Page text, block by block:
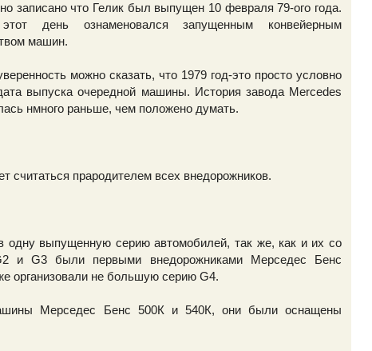
записано что Гелик был выпущен 10 февраля 79-ого года.
день ознаменовался запущенным конвейерным
машин.
можно сказать, что 1979 год-это просто условно
выпуска очередной машины. История завода Mercedes
нмного раньше, чем положено думать.
считаться прародителем всех внедорожников.
одну выпущенную серию автомобилей, так же, как и их со
и G3 были первыми внедорожниками Мерседес Бенс
организовали не большую серию G4.
Мерседес Бенс 500К и 540К, они были оснащены